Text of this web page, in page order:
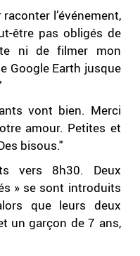
l’événement,
être pas obligés de
ni de filmer mon
Google Earth jusque
vont bien. Merci
amour. Petites et
bisous."
vers 8h30. Deux
» se sont introduits
que leurs deux
un garçon de 7 ans,